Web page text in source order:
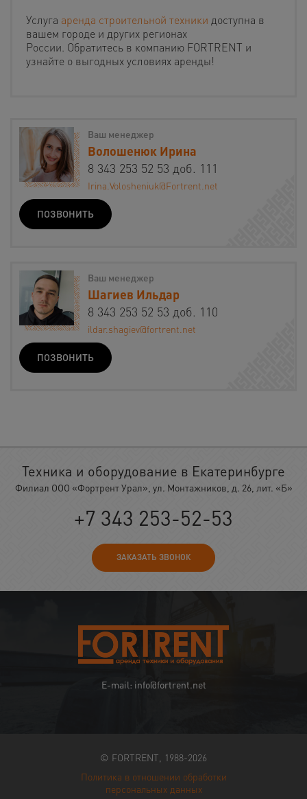
Услуга аренда строительной техники доступна в
вашем городе и других регионах
России. Обратитесь в компанию FORTRENT и
узнайте о выгодных условиях аренды!
Ваш менеджер
Волошенюк Ирина
8 343 253 52 53 доб. 111
Irina.Volosheniuk@Fortrent.net
ПОЗВОНИТЬ
Ваш менеджер
Шагиев Ильдар
8 343 253 52 53 доб. 110
ildar.shagiev@fortrent.net
ПОЗВОНИТЬ
Техника и оборудование в Екатеринбурге
Филиал ООО «Фортрент Урал», ул. Монтажников, д. 26, лит. «Б»
+7 343 253-52-53
ЗАКАЗАТЬ ЗВОНОК
E-mail: info@fortrent.net
© FORTRENT, 1988-2026
Политика в отношении обработки
персональных данных